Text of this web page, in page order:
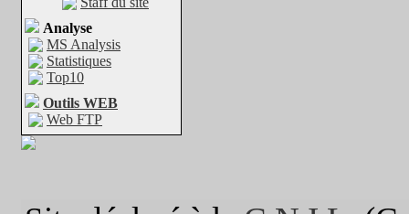
Analyse
MS Analysis
Statistiques
Top10
Outils WEB
Web FTP